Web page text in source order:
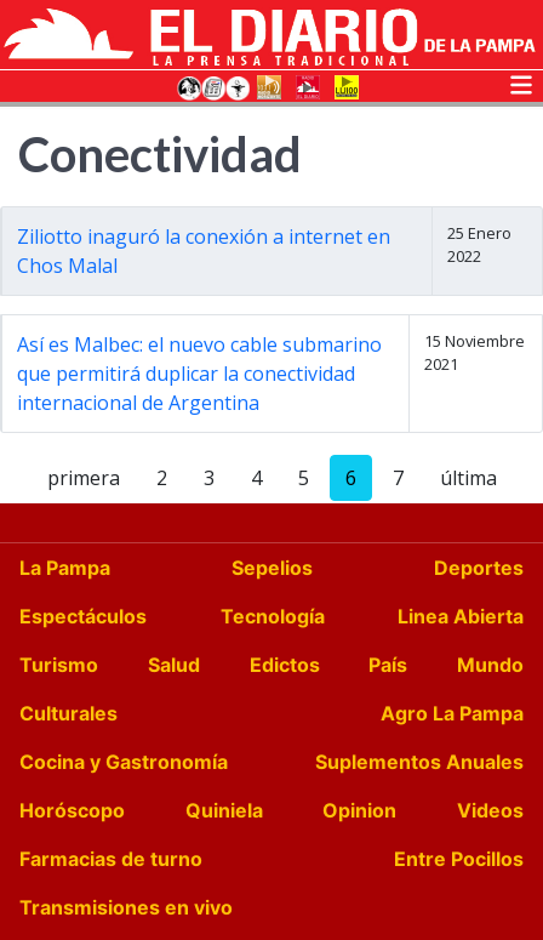
Conectividad
Ziliotto inaguró la conexión a internet en
Chos Malal
25 Enero
2022
Así es Malbec: el nuevo cable submarino
que permitirá duplicar la conectividad
internacional de Argentina
15 Noviembre
2021
primera 2 3 4 5 6 7 última
La Pampa Sepelios
Deportes
Espectáculos
Tecnología
Linea Abierta
Turismo
Salud Edictos País
Mundo
Culturales
Agro La Pampa
Cocina y Gastronomía
Suplementos Anuales
Horóscopo
Quiniela Opinion
Videos
Farmacias de turno
Entre Pocillos
Transmisiones en vivo